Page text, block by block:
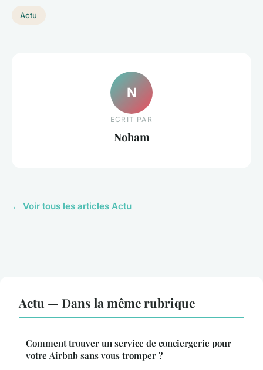
Actu
N
ECRIT PAR
Noham
← Voir tous les articles Actu
Actu — Dans la même rubrique
Comment trouver un service de conciergerie pour
votre Airbnb sans vous tromper ?